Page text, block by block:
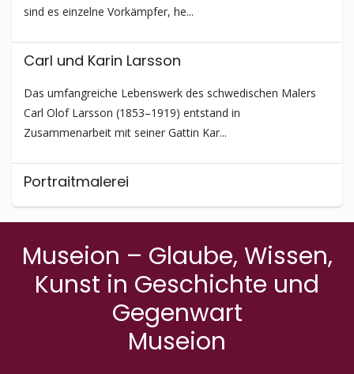
sind es einzelne Vorkämpfer, he...
Carl und Karin Larsson
Das umfangreiche Lebenswerk des schwedischen Malers
Carl Olof Larsson (1853–1919) entstand in
Zusammenarbeit mit seiner Gattin Kar...
Portraitmalerei
in früheren Z...
Museion – Glaube, Wissen,
Kunst in Geschichte und
Gegenwart
Museion